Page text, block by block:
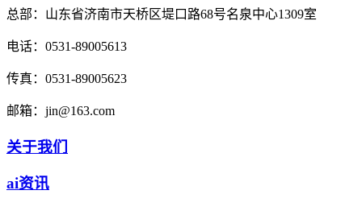
总部： 山东省济南市天桥区堤口路68号名泉中心1309室
电话： 0531-89005613
传真： 0531-89005623
邮箱： jin@163.com
关于我们
ai资讯